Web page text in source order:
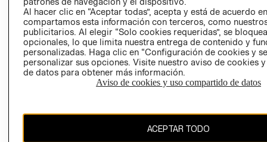
Chile ($)
Al hacer clic en “Aceptar todas”, acepta y está de acuerdo
compartamos esta información con terceros, como
publicitarios. Al elegir “Solo cookies requeridas”, se
opcionales, lo que limita nuestra entrega de contenido y
personalizadas. Haga clic en “Configuración de cookies y
personalizar sus opciones. Visite nuestro aviso de cookies
de datos para obtener más información.
Aviso de cookies y uso compartido de datos
ACEPTAR TODO